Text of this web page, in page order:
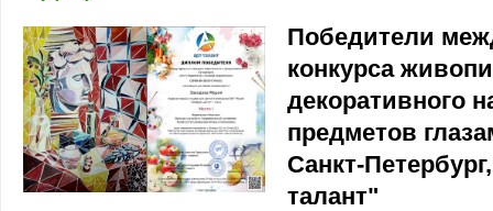
Победители
конкурса
декоративного
предметов
Санкт-
талант"